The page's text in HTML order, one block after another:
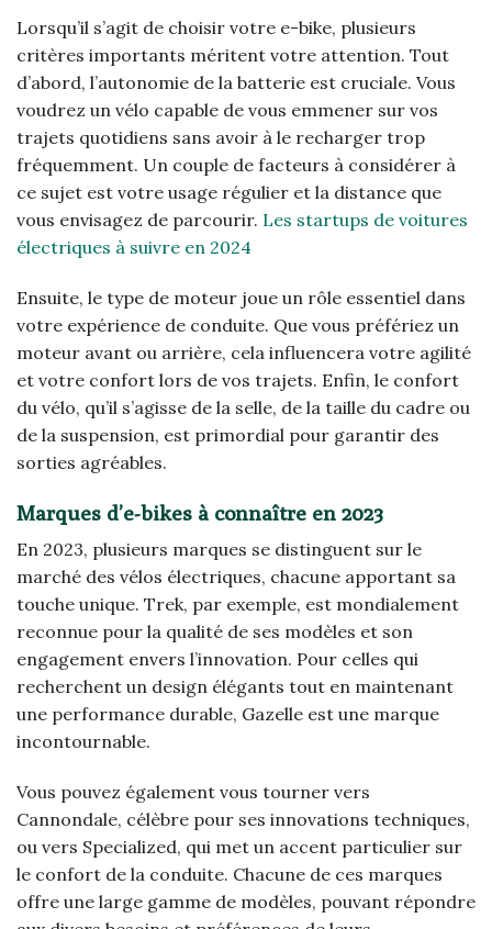
Lorsqu’il s’agit de choisir votre e-bike, plusieurs
critères importants méritent votre attention. Tout
d’abord, l’autonomie de la batterie est cruciale. Vous
voudrez un vélo capable de vous emmener sur vos
trajets quotidiens sans avoir à le recharger trop
fréquemment. Un couple de facteurs à considérer à
ce sujet est votre usage régulier et la distance que
vous envisagez de parcourir. Les startups de voitures
électriques à suivre en 2024
Ensuite, le type de moteur joue un rôle essentiel dans
votre expérience de conduite. Que vous préfériez un
moteur avant ou arrière, cela influencera votre agilité
et votre confort lors de vos trajets. Enfin, le confort
du vélo, qu’il s’agisse de la selle, de la taille du cadre ou
de la suspension, est primordial pour garantir des
sorties agréables.
Marques d’e-bikes à connaître en 2023
En 2023, plusieurs marques se distinguent sur le
marché des vélos électriques, chacune apportant sa
touche unique. Trek, par exemple, est mondialement
reconnue pour la qualité de ses modèles et son
engagement envers l’innovation. Pour celles qui
recherchent un design élégants tout en maintenant
une performance durable, Gazelle est une marque
incontournable.
Vous pouvez également vous tourner vers
Cannondale, célèbre pour ses innovations techniques,
ou vers Specialized, qui met un accent particulier sur
le confort de la conduite. Chacune de ces marques
offre une large gamme de modèles, pouvant répondre